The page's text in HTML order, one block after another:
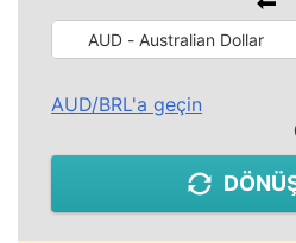
AUD - Australian Dollar
AUD/BRL'a geçin